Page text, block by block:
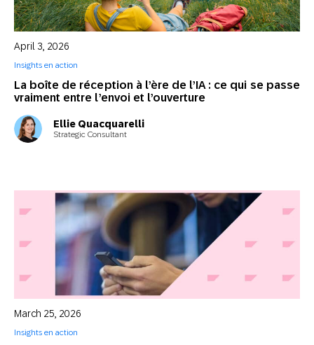
La boîte de réception à l’ère de l’IA : ce qui se passe
vraiment entre l’envoi et l’ouverture
April 3, 2026
Insights en action
Ellie Quacquarelli
Strategic Consultant
March 25, 2026
Insights en action